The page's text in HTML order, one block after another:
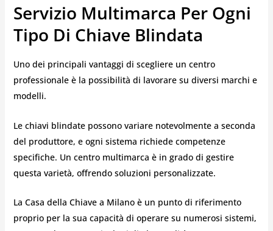
Servizio Multimarca Per Ogni
Tipo Di Chiave Blindata
Uno dei principali vantaggi di scegliere un centro
professionale è la possibilità di lavorare su diversi marchi e
modelli.
Le chiavi blindate possono variare notevolmente a seconda
del produttore, e ogni sistema richiede competenze
specifiche. Un centro multimarca è in grado di gestire
questa varietà, offrendo soluzioni personalizzate.
La Casa della Chiave a Milano è un punto di riferimento
proprio per la sua capacità di operare su numerosi sistemi,